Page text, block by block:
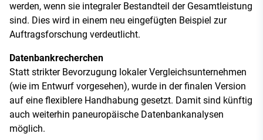
werden, wenn sie integraler Bestandteil der Gesamtleistung
sind. Dies wird in einem neu eingefügten Beispiel zur
Auftragsforschung verdeutlicht.
Datenbankrecherchen
Statt strikter Bevorzugung lokaler Vergleichsunternehmen
(wie im Entwurf vorgesehen), wurde in der finalen Version
auf eine flexiblere Handhabung gesetzt. Damit sind künftig
auch weiterhin paneuropäische Datenbankanalysen
möglich.